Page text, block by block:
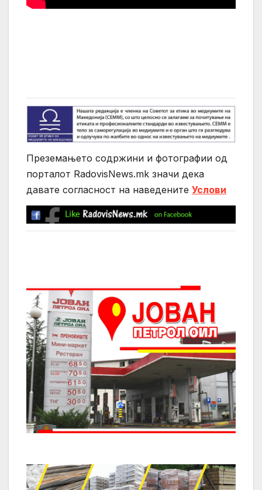
Преземањето содржини и фотографии од
порталот RadovisNews.mk значи дека
давате согласност на нaведените Услови